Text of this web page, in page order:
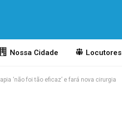
Nossa Cidade Locutores
‘não foi tão eficaz’ e fará nova cirurgia